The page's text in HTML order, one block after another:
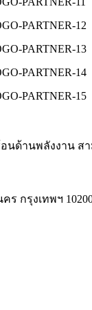
ด้านพลังงาน สา
ร กรุงเทพฯ